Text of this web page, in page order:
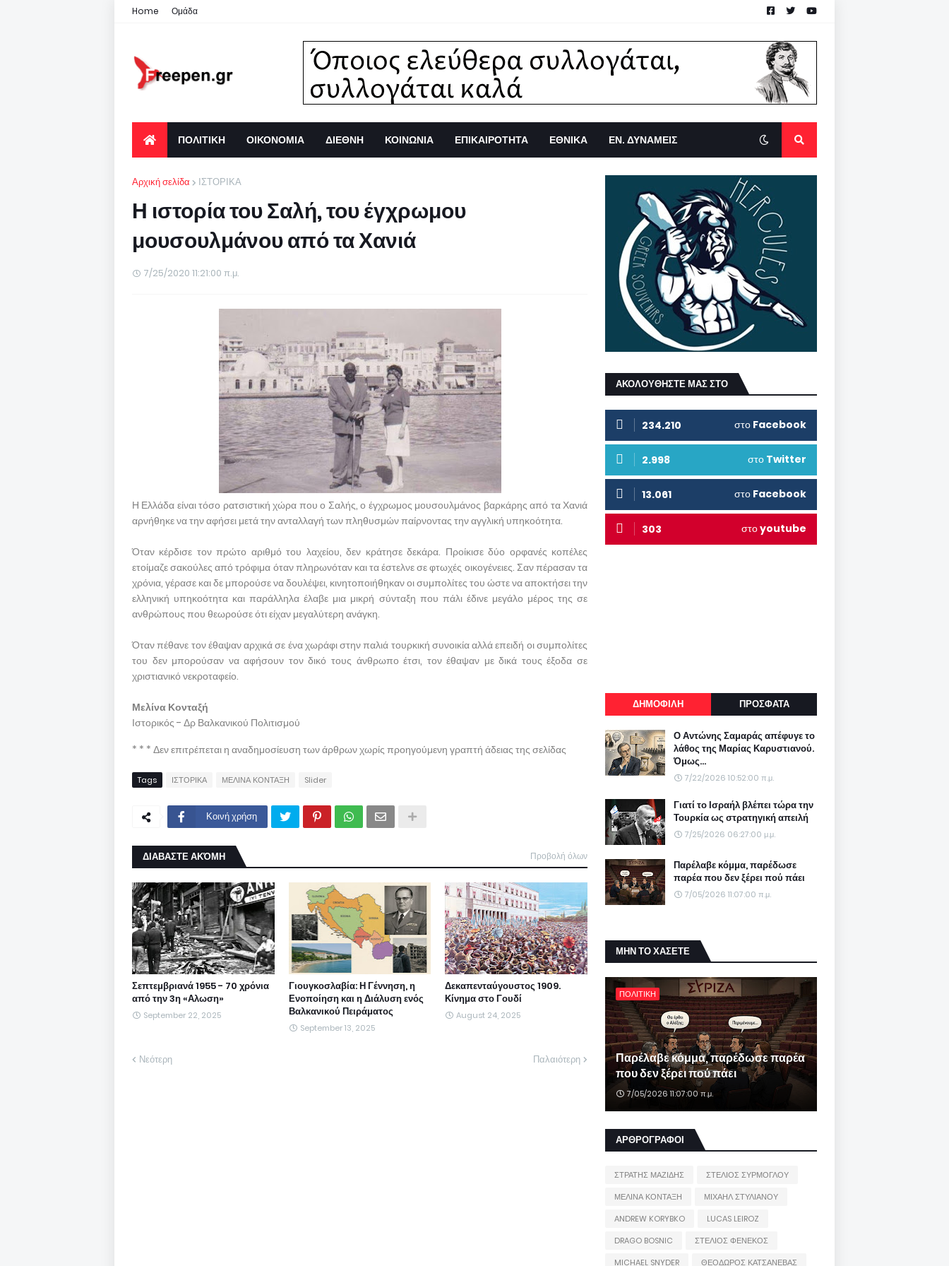
Home Ομάδα
ΠΟΛΙΤΙΚΗ ΟΙΚΟΝΟΜΙΑ ΔΙΕΘΝΗ ΚΟΙΝΩΝΙΑ ΕΠΙΚΑΙΡΟΤΗΤΑ ΕΘΝΙΚΑ ΕΝ. ΔΥΝΑΜΕΙΣ
Αρχική σελίδα ΙΣΤΟΡΙΚΑ
Η ιστορία του Σαλή, του έγχρωμου
μουσουλμάνου από τα Χανιά
7/25/2020 11:21:00 π.μ.
Η Ελλάδα είναι τόσο ρατσιστική χώρα που ο Σαλής, ο έγχρωμος μουσουλμάνος βαρκάρης από τα Χανιά
αρνήθηκε να την αφήσει μετά την ανταλλαγή των πληθυσμών παίρνοντας την αγγλική υπηκοότητα.
Όταν κέρδισε τον πρώτο αριθμό του λαχείου, δεν κράτησε δεκάρα. Προίκισε δύο ορφανές κοπέλες
ετοίμαζε σακούλες από τρόφιμα όταν πληρωνόταν και τα έστελνε σε φτωχές οικογένειες. Σαν πέρασαν τα
χρόνια, γέρασε και δε μπορούσε να δουλέψει, κινητοποιήθηκαν οι συμπολίτες του ώστε να αποκτήσει την
ελληνική υπηκοότητα και παράλληλα έλαβε μια μικρή σύνταξη που πάλι έδινε μεγάλο μέρος της σε
ανθρώπους που θεωρούσε ότι είχαν μεγαλύτερη ανάγκη.
Όταν πέθανε τον έθαψαν αρχικά σε ένα χωράφι στην παλιά τουρκική συνοικία αλλά επειδή οι συμπολίτες
του δεν μπορούσαν να αφήσουν τον δικό τους άνθρωπο έτσι, τον έθαψαν με δικά τους έξοδα σε
χριστιανικό νεκροταφείο.
Μελίνα Κονταξή
Ιστορικός - Δρ Βαλκανικού Πολιτισμού
* * * Δεν επιτρέπεται η αναδημοσίευση των άρθρων χωρίς προηγούμενη γραπτή άδειας της σελίδας
Tags ΙΣΤΟΡΙΚΑ ΜΕΛΙΝΑ ΚΟΝΤΑΞΗ Slider
Κοινή χρήση
ΔΙΑΒΑΣΤΕ ΑΚΌΜΗ Προβολή όλων
Σεπτεμβριανά 1955 - 70 χρόνια
από την 3η «Αλωση»
September 22, 2025
Γιουγκοσλαβία: Η Γέννηση, η
Ενοποίηση και η Διάλυση ενός
Βαλκανικού Πειράματος
September 13, 2025
Δεκαπενταύγουστος 1909.
Κίνημα στο Γουδί
August 24, 2025
Νεότερη Παλαιότερη
ΑΚΟΛΟΥΘΗΣΤΕ ΜΑΣ ΣΤΟ
234.210 στο Facebook
2.998 στο Twitter
13.061 στο Facebook
303 στοyoutube
ΔΗΜΟΦΙΛΗ ΠΡΟΣΦΑΤΑ
Ο Αντώνης Σαμαράς απέφυγε το
λάθος της Μαρίας Καρυστιανού.
Όμως...
7/22/2026 10:52:00 π.μ.
Γιατί το Ισραήλ βλέπει τώρα την
Τουρκία ως στρατηγική απειλή
7/25/2026 06:27:00 μ.μ.
Παρέλαβε κόμμα, παρέδωσε
παρέα που δεν ξέρει πού πάει
7/05/2026 11:07:00 π.μ.
ΜΗΝ ΤΟ ΧΑΣΕΤΕ
ΠΟΛΙΤΙΚΗ
Παρέλαβε κόμμα, παρέδωσε παρέα
που δεν ξέρει πού πάει
7/05/2026 11:07:00 π.μ.
ΑΡΘΡΟΓΡΑΦΟΙ
ΣΤΡΑΤΗΣ ΜΑΖΙΔΗΣ
ΣΤΕΛΙΟΣ ΣΥΡΜΟΓΛΟΥ
ΜΕΛΙΝΑ ΚΟΝΤΑΞΗ
ΜΙΧΑΗΛ ΣΤΥΛΙΑΝΟΥ
ANDREW KORYBKO
LUCAS LEIROZ
DRAGO BOSNIC
ΣΤΕΛΙΟΣ ΦΕΝΕΚΟΣ
MICHAEL SNYDER
ΘΕΟΔΩΡΟΣ ΚΑΤΣΑΝΕΒΑΣ